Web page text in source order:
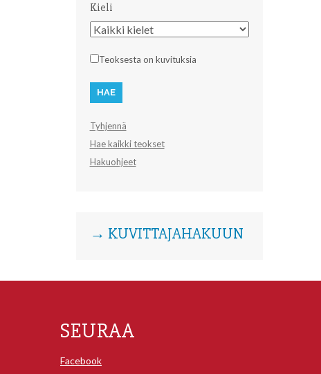
Kieli
Kieli
Teoksesta on kuvituksia
Tyhjennä
Hae kaikki teokset
Hakuohjeet
→ KUVITTAJAHAKUUN
SEURAA
Facebook